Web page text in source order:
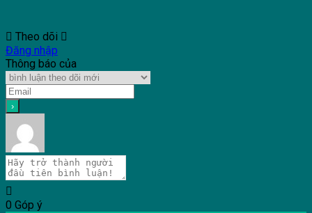
Theo dõi
Đăng nhập
Thông báo của
0 Góp ý